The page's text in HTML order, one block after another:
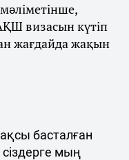
визасын күтіп
жағдайда жақын
басталған
мың